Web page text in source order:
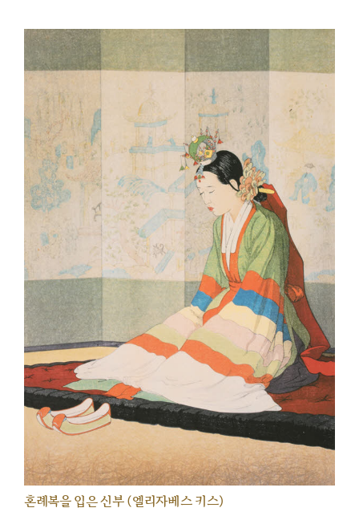
혼례복을 입은 신부 (엘리자베스 키스)